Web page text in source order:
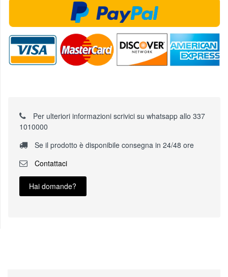
Per ulteriori informazioni scrivici su whatsapp allo 337
1010000
Se il prodotto è disponibile consegna in 24/48 ore
Contattaci
Hai domande?